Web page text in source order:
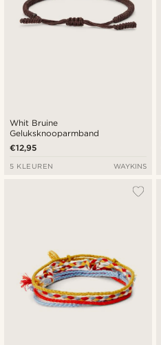
Whit Bruine
Geluksknooparmband
€12,95
5 KLEUREN WAYKINS